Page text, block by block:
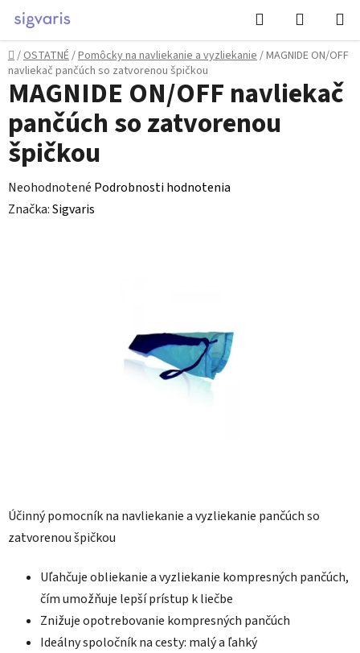
Prejsť
obsah
Hľadať
KOŠÍK
Domov
/OSTATNÉ/Pomôcky na navliekanie a vyzliekanie/MAGNIDE ON/OFF
navliekač pančúch so zatvorenou špičkou
Účinný pomocník na navliekanie a vyzliekanie pančúch so
zatvorenou špičkou
Uľahčuje obliekanie a vyzliekanie kompresných pančúch,
čím umožňuje lepší prístup k liečbe
Znižuje opotrebovanie kompresných pančúch
Ideálny spoločník na cesty: malý a ľahký
MAGNIDE ON/OFF navliekač
pančúch so zatvorenou
špičkou
Priemerné
hodnotenie
Neohodnotené Podrobnosti hodnotenia
Značka:Sigvaris